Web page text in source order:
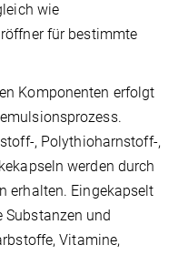
wie
für bestimmte
Komponenten erfolgt
, Polythioharnstoff-,
werden durch
erhalten. Eingekapselt
Substanzen und
Vitamine,